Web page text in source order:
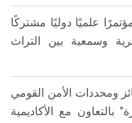
مؤتمرًا علميًا دوليًا مشتركًا
وسمعية بين التراث
ومحددات الأمن القومي
مع الأكاديمية